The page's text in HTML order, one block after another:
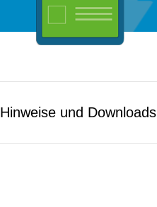
Hinweise und Downloads